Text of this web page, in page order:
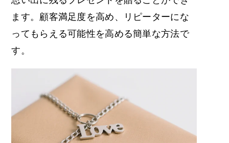
ます。顧客満足度を高め、リピーターにな
ってもらえる可能性を高める簡単な方法で
す。